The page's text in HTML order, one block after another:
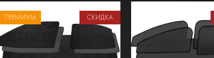
ПРЕМИУМ СКИДКА